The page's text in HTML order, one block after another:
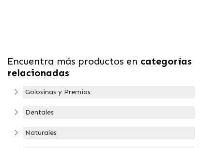
Encuentra más productos en categorías
relacionadas
Golosinas y Premios
Dentales
Naturales